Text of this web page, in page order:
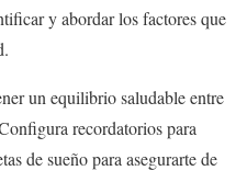
y abordar los factores que
un equilibrio saludable entre
recordatorios para
de sueño para asegurarte de